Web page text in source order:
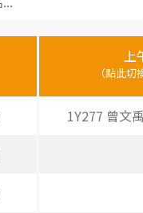
上
（點此切
1Y277 曾文禹